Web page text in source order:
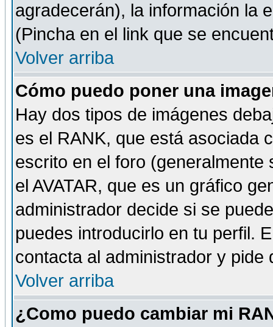
agradecerán), la información la
(Pincha en el link que se
Volver arriba
Cómo puedo poner una
Hay dos tipos de imágenes
es el RANK, que está asociada
escrito en el foro
el AVATAR, que es un gráfico
administrador decide si se
puedes introducirlo en tu perfil.
contacta al administrador y
Volver arriba
¿Como puedo cambiar mi